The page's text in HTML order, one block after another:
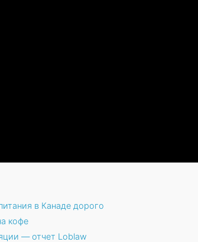
в Канаде дорого
кофе
— отчет Loblaw